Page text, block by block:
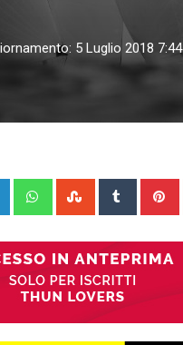
5 Luglio 2018 7:44
LinkedIn WhatsappStumbleUpon
Tumblr